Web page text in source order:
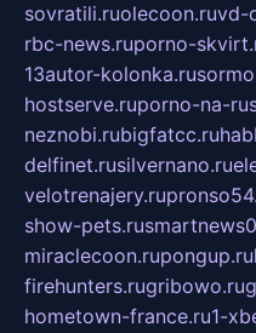
sovratili.ruolecoon.ruvd-
rbc-news.ruporno-
13autor-kolonka.ru
hostserve.ruporno-na-
neznobi.rubigfatcc.ru
delfinet.rusilvernano.ru
velotrenajery.ru
show-pets.ru
miraclecoon.rupongup.ru
firehunters.rugribowo.ru
hometown-france.ru1-